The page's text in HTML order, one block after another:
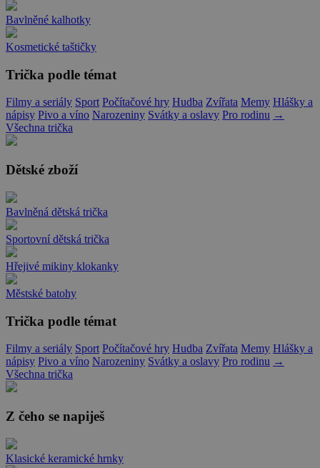
Bavlněné kalhotky
Kosmetické taštičky
Trička podle témat
Filmy a seriály Sport Počítačové hry Hudba Zvířata Memy Hlášky a
nápisy Pivo a víno Narozeniny Svátky a oslavy Pro rodinu →
Všechna trička
Dětské zboží
Bavlněná dětská trička
Sportovní dětská trička
Hřejivé mikiny klokanky
Městské batohy
Trička podle témat
Filmy a seriály Sport Počítačové hry Hudba Zvířata Memy Hlášky a
nápisy Pivo a víno Narozeniny Svátky a oslavy Pro rodinu →
Všechna trička
Z čeho se napiješ
Klasické keramické hrnky